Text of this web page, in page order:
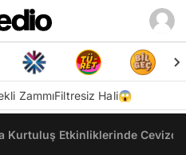
ZammıFiltresiz Hali😱
Kurtuluş Etkinliklerinde